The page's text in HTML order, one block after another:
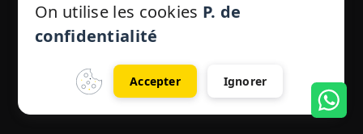
On utilise les cookies P. de
confidentialité
Accepter Ignorer